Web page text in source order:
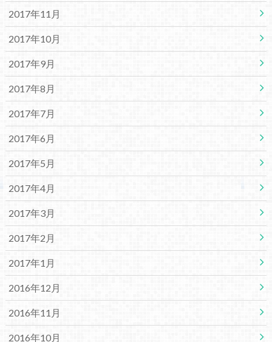
2017年11月
2017年10月
2017年9月
2017年8月
2017年7月
2017年6月
2017年5月
2017年4月
2017年3月
2017年2月
2017年1月
2016年12月
2016年11月
2016年10月